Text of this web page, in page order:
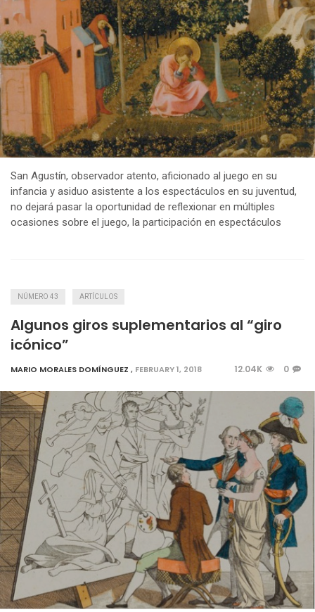
San Agustín, observador atento, aficionado al juego en su
infancia y asiduo asistente a los espectáculos en su juventud,
no dejará pasar la oportunidad de reflexionar en múltiples
ocasiones sobre el juego, la participación en espectáculos
NÚMERO 43 ARTÍCULOS
Algunos giros suplementarios al “giro
icónico”
MARIO MORALES DOMÍNGUEZ , FEBRUARY 1, 2018 12.04K 0